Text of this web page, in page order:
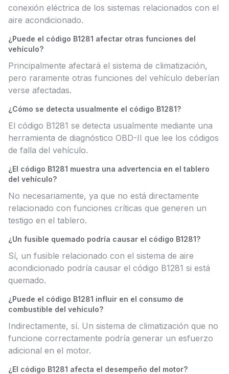
conexión eléctrica de los sistemas relacionados con el
aire acondicionado.
¿Puede el código B1281 afectar otras funciones del
vehículo?
Principalmente afectará el sistema de climatización,
pero raramente otras funciones del vehículo deberían
verse afectadas.
¿Cómo se detecta usualmente el código B1281?
El código B1281 se detecta usualmente mediante una
herramienta de diagnóstico OBD-II que lee los códigos
de falla del vehículo.
¿El código B1281 muestra una advertencia en el tablero
del vehículo?
No necesariamente, ya que no está directamente
relacionado con funciones críticas que generen un
testigo en el tablero.
¿Un fusible quemado podría causar el código B1281?
Sí, un fusible relacionado con el sistema de aire
acondicionado podría causar el código B1281 si está
quemado.
¿Puede el código B1281 influir en el consumo de
combustible del vehículo?
Indirectamente, sí. Un sistema de climatización que no
funcione correctamente podría generar un esfuerzo
adicional en el motor.
¿El código B1281 afecta el desempeño del motor?